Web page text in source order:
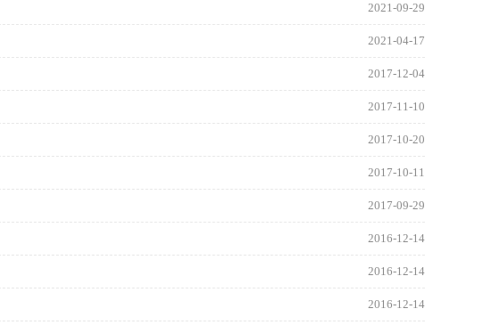
2021-09-29
2021-04-17
2017-12-04
2017-11-10
2017-10-20
2017-10-11
2017-09-29
2016-12-14
2016-12-14
2016-12-14